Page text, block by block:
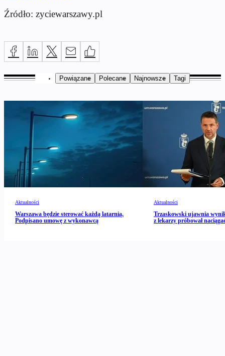
Źródło: zyciewarszawy.pl
Powiązane Polecane Najnowsze Tagi
Aktualności
Warszawa będzie sterować każdą latarnią.
Podpisano umowę z wykonawcą
Aktualności
Trzaskowski ujawnia
z lekarzy próbował